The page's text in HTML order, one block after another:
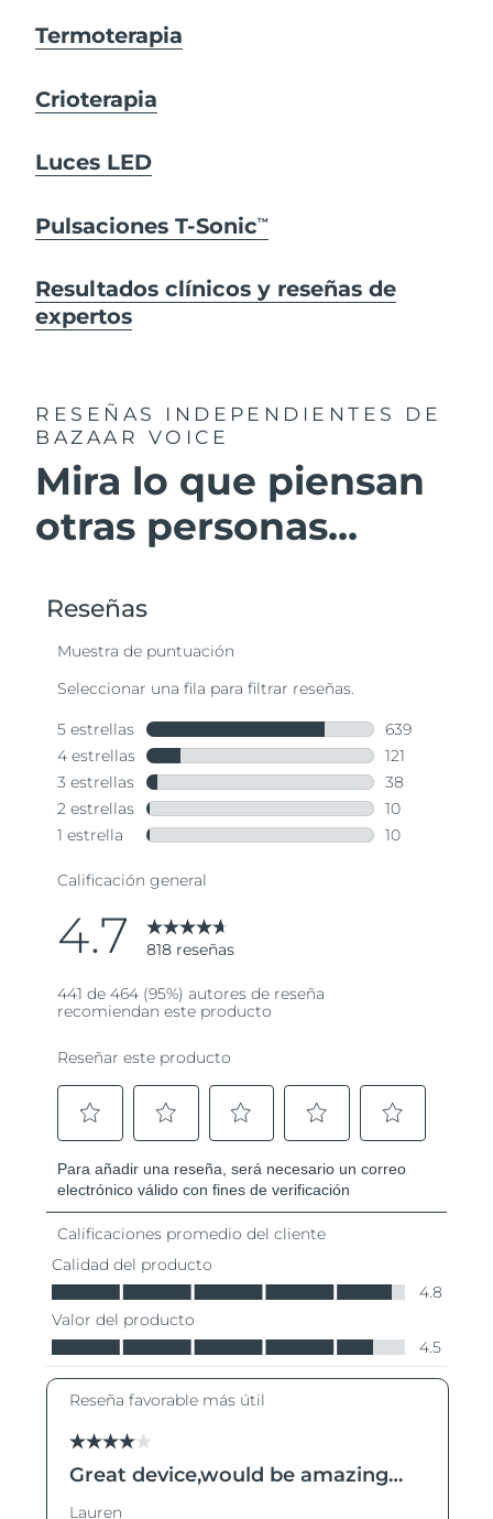
Termoterapia
Crioterapia
Luces LED
Pulsaciones T-SonicTM
Resultados clínicos y reseñas de
expertos
RESEÑAS INDEPENDIENTES
DE
BAZAAR VOICE
Mira lo que piensan
otras personas...